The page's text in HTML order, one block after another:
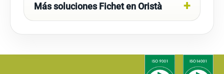
Más soluciones Fichet en Oristà